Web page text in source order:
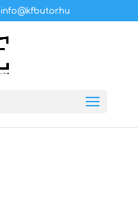
info@kfbutor.hu